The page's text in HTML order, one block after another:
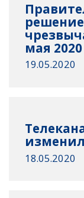
мая 2020
19.05.2020
18.05.2020